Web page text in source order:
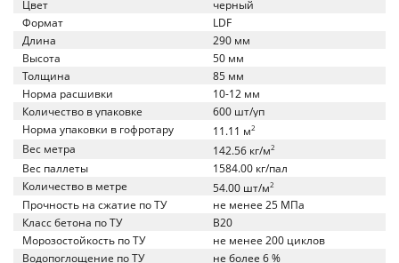
Цвет
черный
Формат
LDF
Длина
290 мм
Высота
50 мм
Толщина
85 мм
Норма расшивки
10-12 мм
Количество в упаковке
600 шт/уп
Норма упаковки в гофротару
11.11 м2
Вес метра 142.56 кг/м2
Вес паллеты
1584.00 кг/пал
Количество в метре
54.00 шт/м2
Прочность на сжатие по ТУ
не менее 25 МПа
Класс бетона по ТУ
B20
Морозостойкость по ТУ
не менее 200 циклов
Водопоглощение по ТУ
не более 6 %